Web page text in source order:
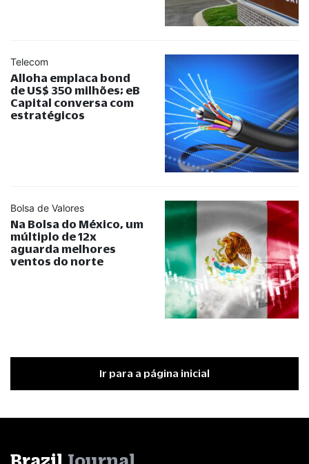
Telecom
Alloha emplaca bond
de US$ 350 milhões; eB
Capital conversa com
estratégicos
Bolsa de Valores
Na Bolsa do México, um
múltiplo de 12x
aguarda melhores
ventos do norte
Ir para a página inicial